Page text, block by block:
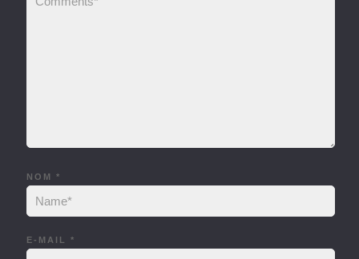
NOM *
E-MAIL *